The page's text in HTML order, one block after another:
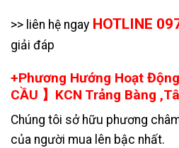
>> liên hệ ngay HOTLINE
giải đáp
+Phương Hướng Hoạt
CẦU 】KCN Trảng Bàng
Chúng tôi sở hữu phương
của người mua lên bậc nhất.